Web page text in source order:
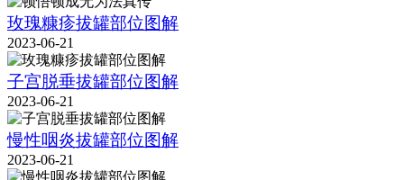
玫瑰糠疹拔罐部位图解
2023-06-21
子宫脱垂拔罐部位图解
2023-06-21
慢性咽炎拔罐部位图解
2023-06-21